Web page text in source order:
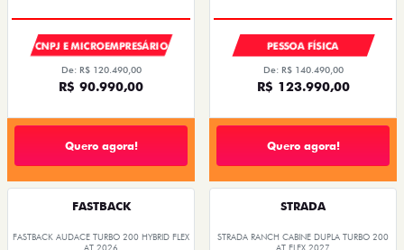
CNPJ E MICROEMPRESÁRIO
De: R$ 120.490,00
R$ 90.990,00
Quero agora!
PESSOA FÍSICA
De: R$ 140.490,00
R$ 123.990,00
Quero agora!
FASTBACK
FASTBACK AUDACE TURBO 200 HYBRID FLEX
AT 2026
STRADA
STRADA RANCH CABINE DUPLA TURBO 200
AT FLEX 2027